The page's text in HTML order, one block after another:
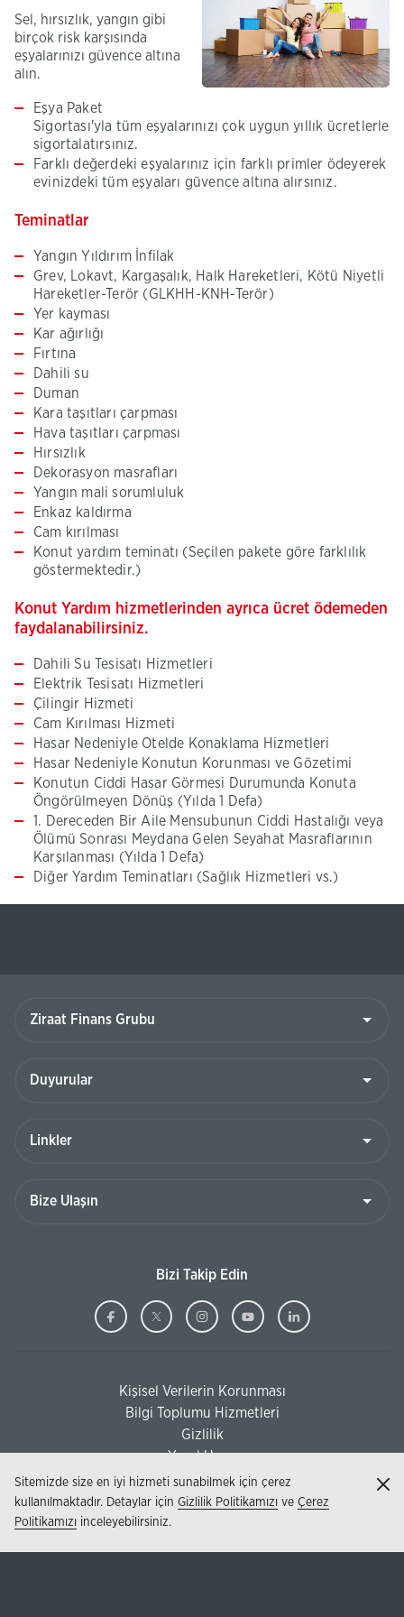
Sel, hırsızlık, yangın gibi
birçok risk karşısında
eşyalarınızı güvence altına
alın.
Eşya Paket
Sigortası'yla tüm eşyalarınızı çok uygun yıllık ücretlerle
sigortalatırsınız.
Farklı değerdeki eşyalarınız için farklı primler ödeyerek
evinizdeki tüm eşyaları güvence altına alırsınız.
Teminatlar
Yangın Yıldırım İnfilak
Grev, Lokavt, Kargaşalık, Halk Hareketleri, Kötü Niyetli
Hareketler-Terör (GLKHH-KNH-Terör)
Yer kayması
Kar ağırlığı
Fırtına
Dahili su
Duman
Kara taşıtları çarpması
Hava taşıtları çarpması
Hırsızlık
Dekorasyon masrafları
Yangın mali sorumluluk
Enkaz kaldırma
Cam kırılması
Konut yardım teminatı (Seçilen pakete göre farklılık
göstermektedir.)
Konut Yardım hizmetlerinden ayrıca ücret ödemeden
faydalanabilirsiniz.
Dahili Su Tesisatı Hizmetleri
Elektrik Tesisatı Hizmetleri
Çilingir Hizmeti
Cam Kırılması Hizmeti
Hasar Nedeniyle Otelde Konaklama Hizmetleri
Hasar Nedeniyle Konutun Korunması ve Gözetimi
Konutun Ciddi Hasar Görmesi Durumunda Konuta
Öngörülmeyen Dönüş (Yılda 1 Defa)
1. Dereceden Bir Aile Mensubunun Ciddi Hastalığı veya
Ölümü Sonrası Meydana Gelen Seyahat Masraflarının
Karşılanması (Yılda 1 Defa)
Diğer Yardım Teminatları (Sağlık Hizmetleri vs.)
Grubu
Bizi Takip Edin
Ziraat
(Bu
pencerede
açılacaktır)
Ziraat
(Bu
pencerede
açılacaktır)
Ziraat
(Bu
pencerede
açılacaktır)
Ziraat
(Bu
pencerede
Ziraat
(Bu
Kişisel Verilerin Korunması
(Bu sayfa yeni pencerede açılacaktır)
Bilgi Toplumu Hizmetleri
(Bu sayfa yeni pencerede açılacaktır)
Gizlilik
Yasal Uyarı
Sitemizde size en iyi hizmeti sunabilmek için çerez
kullanılmaktadır. Detaylar için Gizlilik Politikamızı ve Çerez
Politikamızı inceleyebilirsiniz.